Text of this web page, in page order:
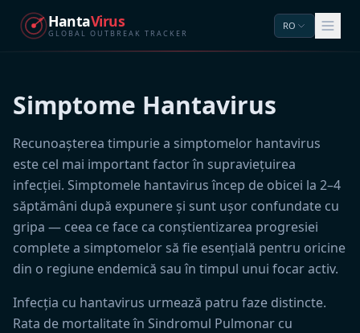
HantaVirus
GLOBAL OUTBREAK TRACKER
RO
Simptome Hantavirus
Recunoașterea timpurie a simptomelor hantavirus
este cel mai important factor în supraviețuirea
infecției. Simptomele hantavirus încep de obicei la 2–4
săptămâni după expunere și sunt ușor confundate cu
gripa — ceea ce face ca conștientizarea progresiei
complete a simptomelor să fie esențială pentru oricine
din o regiune endemică sau în timpul unui focar activ.
Infecția cu hantavirus urmează patru faze distincte.
Rata de mortalitate în Sindromul Pulmonar cu